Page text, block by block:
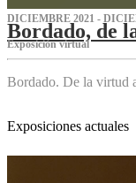
DICIEMBRE 2021 -
Bordado, de
Exposición virtual‌
Bordado. De la virtud
Exposiciones actuales